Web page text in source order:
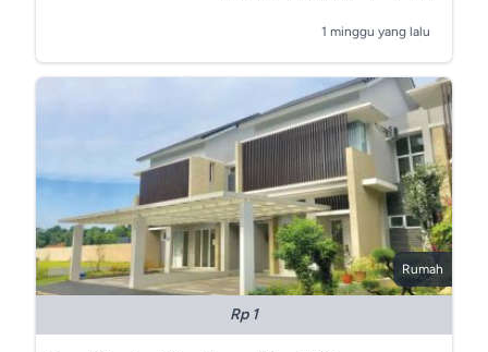
1 minggu yang lalu
Rumah
Rp 1